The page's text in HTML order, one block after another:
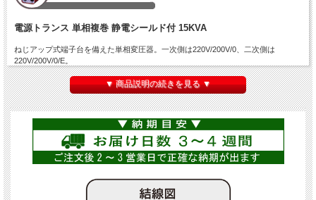
電源トランス 単相複巻 静電シールド付 15KVA
ねじアップ式端子台を備えた単相変圧器。一次側は220V/200V/0、二次側は
220V/200V/0/E。
主に絶縁を目的にした場合に使用されることの多いトランスです。
200Vから220Vへの昇圧、220Vから200Vへの降圧でもお使いいただけます。
本製品の定格容量は15KVA。
▼ 商品説明の続きを見る ▼